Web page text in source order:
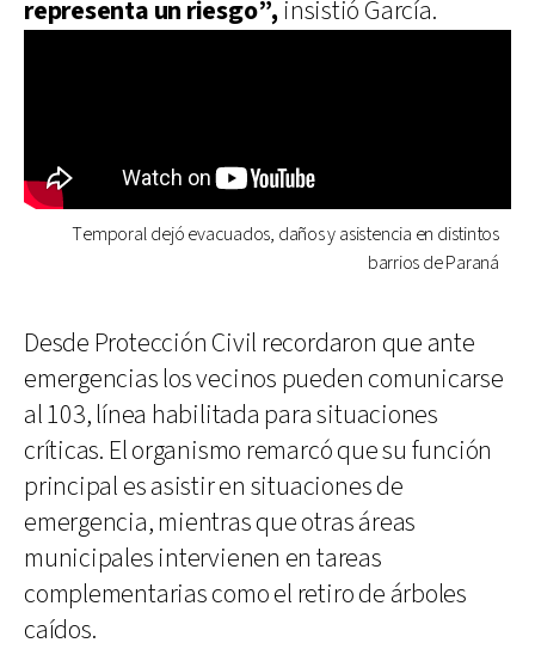
representa un riesgo”, insistió García.
Temporal dejó evacuados, daños y asistencia en distintos
barrios de Paraná
Desde Protección Civil recordaron que ante
emergencias los vecinos pueden comunicarse
al 103, línea habilitada para situaciones
críticas. El organismo remarcó que su función
principal es asistir en situaciones de
emergencia, mientras que otras áreas
municipales intervienen en tareas
complementarias como el retiro de árboles
caídos.